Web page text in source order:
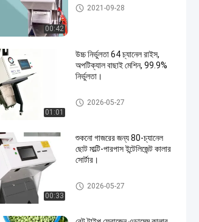
00:42
অপটিক্যাল বাছাই মেশিন
2021-09-28
01:01
উচ্চ নির্ভুলতা 64 চ্যানেল রাইস,
অপটিক্যাল বাছাই মেশিন, 99.9%
নির্ভুলতা।
সিসিডি রঙ সোর্টার
2026-05-27
00:33
শুকনো গাজরের জন্য 80-চ্যানেল
ছোট মাল্টি-পারপাস ইন্টেলিজেন্ট কালার
সোর্টার।
সিসিডি রঙ সোর্টার
2026-05-27